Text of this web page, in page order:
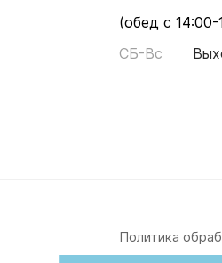
(обед с 14:00-
СБ-Вс
Политика